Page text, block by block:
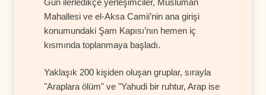
Gün ilerledikçe yerleşimciler, Müslüman
Mahallesi ve el-Aksa Camii’nin ana girişi
konumundaki Şam Kapısı’nın hemen iç
kısmında toplanmaya başladı.
Yaklaşık 200 kişiden oluşan gruplar, sırayla
"Araplara ölüm" ve "Yahudi bir ruhtur, Arap ise